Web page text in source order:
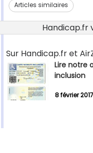
Articles similaires
Handicap.fr
Sur Handicap.fr et
Lire notre
inclusion
8 février 2017